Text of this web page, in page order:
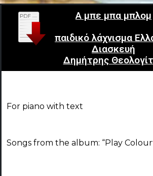
Α μπε μπα μπλομ
παιδικό λάχνισμα
Διασκευή
Δημήτρης
For piano with text
Songs from the album: “Play